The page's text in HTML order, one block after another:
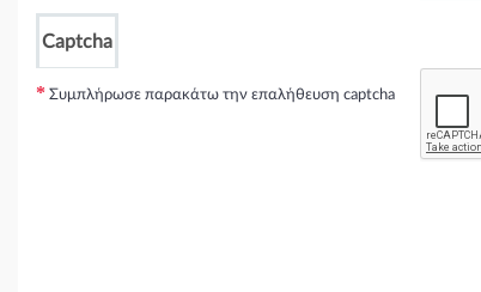
Captcha
Συμπλήρωσε παρακάτω την επαλήθευση captcha